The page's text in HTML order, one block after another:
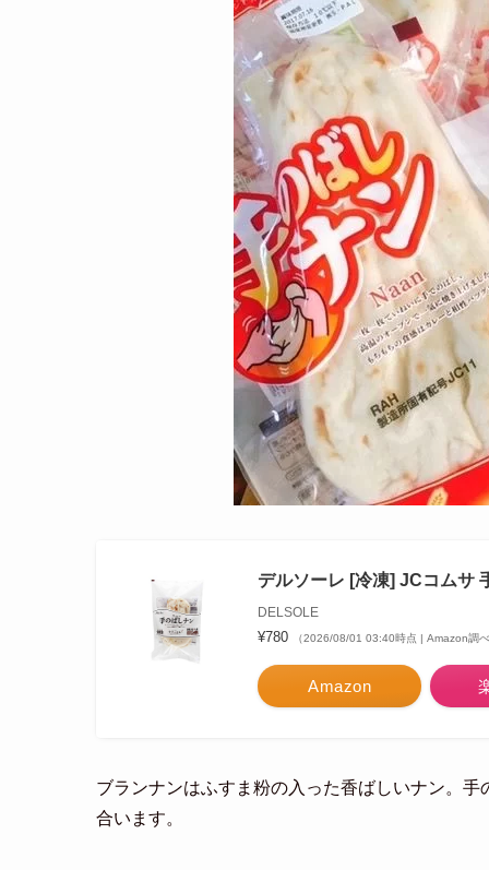
デルソーレ [冷凍] JCコムサ
DELSOLE
¥780 （2026/08/01 03:40時点 | Amazon調べ
Amazon
ブランナンはふすま粉の入った香ばしいナン。 手
合います。